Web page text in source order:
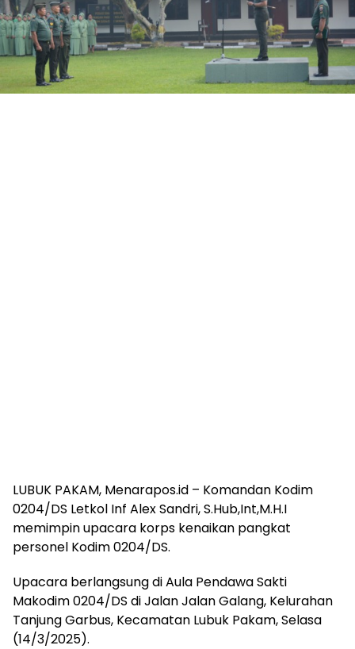
LUBUK PAKAM, Menarapos.id – Komandan Kodim
0204/DS Letkol Inf Alex Sandri, S.Hub,Int,M.H.I
memimpin upacara korps kenaikan pangkat
personel Kodim 0204/DS.
Upacara berlangsung di Aula Pendawa Sakti
Makodim 0204/DS di Jalan Jalan Galang, Kelurahan
Tanjung Garbus, Kecamatan Lubuk Pakam, Selasa
(14/3/2025).